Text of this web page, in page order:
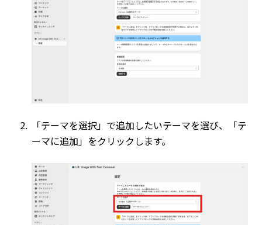
「テーマを選択」で追加したいテーマを選び、「テ
ーマに追加」をクリックします。